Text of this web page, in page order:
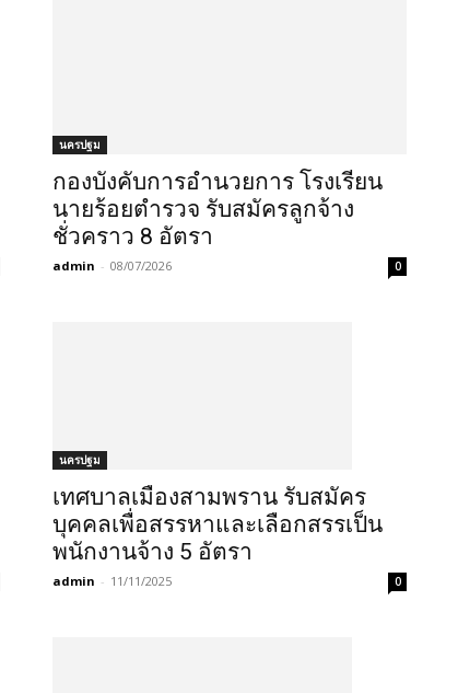
นครปฐม
กองบังคับการอำนวยการ โรงเรียน
นายร้อยตำรวจ รับสมัครลูกจ้าง
ชั่วคราว 8 อัตรา
admin - 08/07/2026 0
นครปฐม
เทศบาลเมืองสามพราน รับสมัคร
บุคคลเพื่อสรรหาและเลือกสรรเป็น
พนักงานจ้าง 5 อัตรา
admin - 11/11/2025 0